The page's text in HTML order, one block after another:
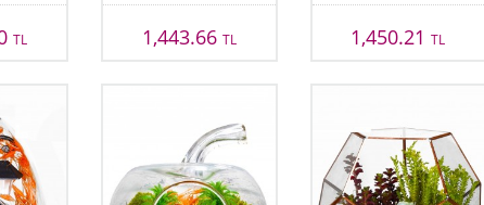
TL 1,443.66 TL 1,450.21TL